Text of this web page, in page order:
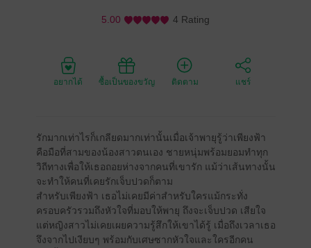
5.00 4 Rating
อยากได้ ซื้อเป็นของขวัญ ติดตาม แชร์
รักมากเท่าไรก็เกลียดมากเท่านั้นเมื่อเจ้าพายุรู้ว่าเพียงฟ้า
คือมือที่สามของน้องสาวตนเอง ชายหนุ่มพร้อมยอมทำทุก
วิถีทางเพื่อให้เธอถอยห่างจากคนที่เขารัก แม้ว่าเส้นทางนั้น
จะทำให้คนที่เคยรักเจ็บปวดก็ตาม
สำหรับเพียงฟ้า เธอไม่เคยมีค่าสำหรับใครแม้กระทั่ง
ครอบครัวรวมถึงหัวใจที่มอบให้พายุ ถึงจะเจ็บปวด เสียใจ
แต่หญิงสาวไม่เคยเผยความรู้สึกให้เขาได้รู้ เมื่อถึงเวลาเธอ
จึงจากไปเงียบๆ พร้อมกับเศษซากหัวใจและใครอีกคน